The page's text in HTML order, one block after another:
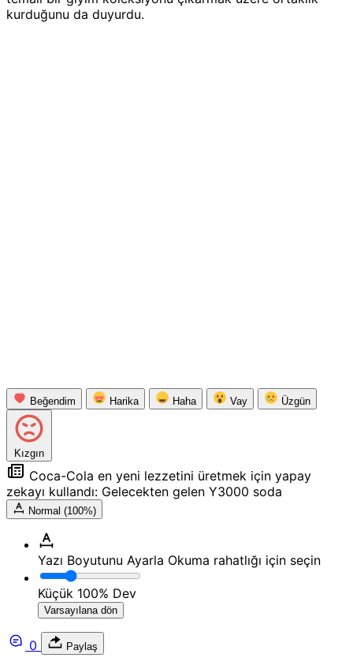
kurduğunu da duyurdu.
Beğendim Harika Haha Vay Üzgün
Kızgın
Coca-Cola en yeni lezzetini üretmek için yapay
zekayı kullandı: Gelecekten gelen Y3000 soda
Normal (100%)
Yazı Boyutunu Ayarla Okuma rahatlığı için seçin
Küçük 100% Dev
Varsayılana dön
0 Paylaş